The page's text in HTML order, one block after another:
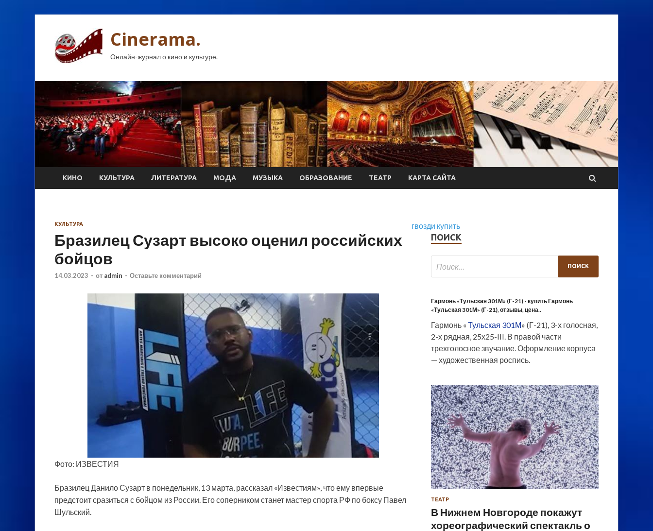
Cinerama.
Онлайн-журнал о кино и культуре.
КИНО КУЛЬТУРА ЛИТЕРАТУРА МОДА МУЗЫКА ОБРАЗОВАНИЕ ТЕАТР КАРТА САЙТА
КУЛЬТУРА
Бразилец Сузарт высоко оценил российских
бойцов
14.03.2023 - от admin - Оставьте комментарий
Фото: ИЗВЕСТИЯ
Бразилец Данило Сузарт в понедельник, 13 марта, рассказал «Известиям», что ему впервые
предстоит сразиться с бойцом из России. Его соперником станет мастер спорта РФ по боксу Павел
Шульский.
гвозди купить
ПОИСК
Гармонь «Тульская 301М» (Г-21) - купить Гармонь
«Тульская 301М» (Г-21), отзывы, цена..
Гармонь «Тульская 301М» (Г-21), 3-х голосная,
2-х рядная, 25х25-III. В правой части
трехголосное звучание. Оформление корпуса
— художественная роспись.
ТЕАТР
В Нижнем Новгороде покажут
хореографический спектакль о